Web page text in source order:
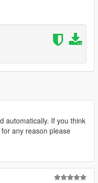
automatically. If you think
any reason please